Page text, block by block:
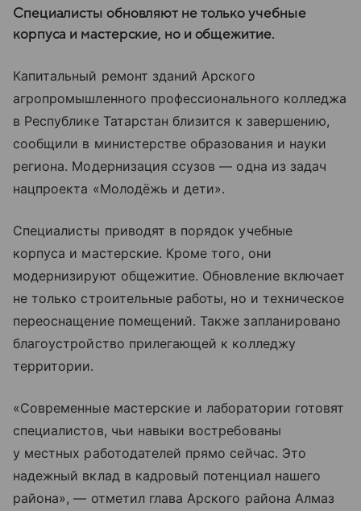
Специалисты обновляют не только учебные
корпуса и мастерские, но и общежитие.
Капитальный ремонт зданий Арского
агропромышленного профессионального колледжа
в Республике Татарстан близится к завершению,
сообщили в министерстве образования и науки
региона. Модернизация ссузов — одна из задач
нацпроекта «Молодёжь и дети».
Специалисты приводят в порядок учебные
корпуса и мастерские. Кроме того, они
модернизируют общежитие. Обновление включает
не только строительные работы, но и техническое
переоснащение помещений. Также запланировано
благоустройство прилегающей к колледжу
территории.
«Современные мастерские и лаборатории готовят
специалистов, чьи навыки востребованы
у местных работодателей прямо сейчас. Это
надежный вклад в кадровый потенциал нашего
района», — отметил глава Арского района Алмаз